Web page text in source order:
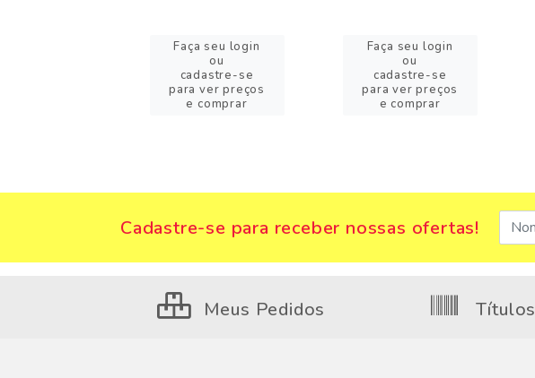
Faça seu login
ou
cadastre-se
para ver preços
e comprar
Faça seu login
ou
cadastre-se
para ver preços
e comprar
Cadastre-se para receber nossas ofertas!
Meus Pedidos Títulos